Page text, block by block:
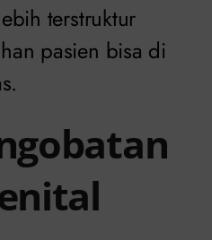
terstruktur
pasien bisa di